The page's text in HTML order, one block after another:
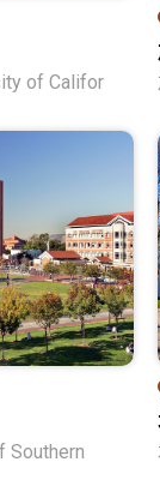
of Califor
Southern